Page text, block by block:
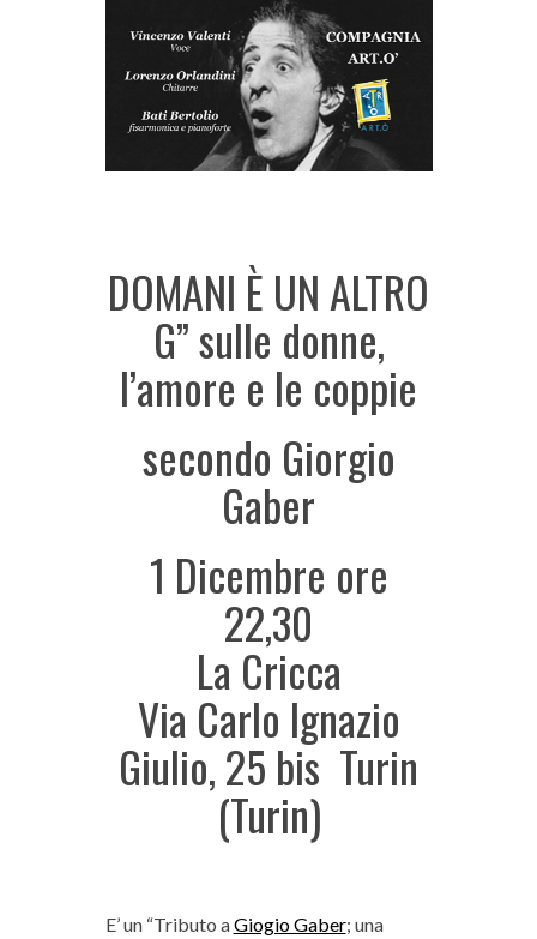
DOMANI È UN ALTRO
G” sulle donne,
l’amore e le coppie
secondo Giorgio
Gaber
1 Dicembre ore
22,30
La Cricca
Via Carlo Ignazio
Giulio, 25 bis Turin
(Turin)
E’ un “Tributo aGiogio Gaber; una